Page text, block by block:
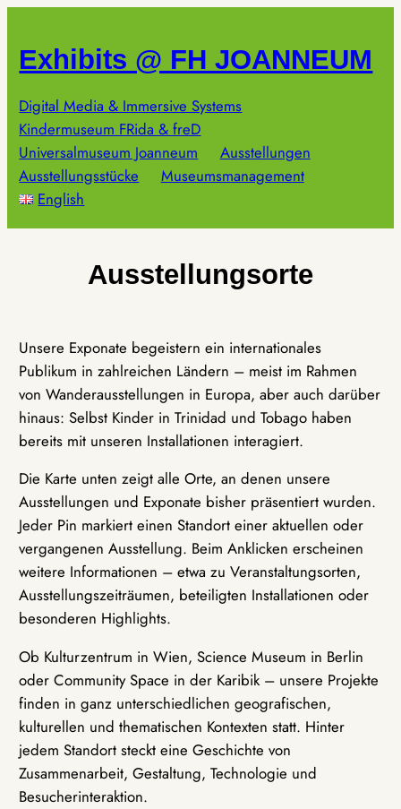
springen
Exhibits @ FH JOANNEUM
Digital Media & Immersive Systems
Kindermuseum FRida & freD
Universalmuseum Joanneum
Ausstellungen
Ausstellungsstücke
Museumsmanagement
English
Ausstellungsorte
Unsere Exponate begeistern ein internationales
Publikum in zahlreichen Ländern – meist im Rahmen
von Wanderausstellungen in Europa, aber auch darüber
hinaus: Selbst Kinder in Trinidad und Tobago haben
bereits mit unseren Installationen interagiert.
Die Karte unten zeigt alle Orte, an denen unsere
Ausstellungen und Exponate bisher präsentiert wurden.
Jeder Pin markiert einen Standort einer aktuellen oder
vergangenen Ausstellung. Beim Anklicken erscheinen
weitere Informationen – etwa zu Veranstaltungsorten,
Ausstellungszeiträumen, beteiligten Installationen oder
besonderen Highlights.
Ob Kulturzentrum in Wien, Science Museum in Berlin
oder Community Space in der Karibik – unsere Projekte
finden in ganz unterschiedlichen geografischen,
kulturellen und thematischen Kontexten statt. Hinter
jedem Standort steckt eine Geschichte von
Zusammenarbeit, Gestaltung, Technologie und
Besucherinteraktion.